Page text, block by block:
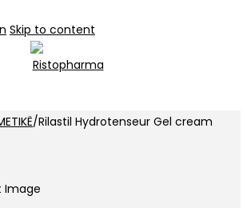
Skip to content
/Rilastil Hydrotenseur Gel cream